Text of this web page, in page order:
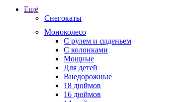
Ещё
Снегокаты
Моноколесо
С рулем и сиденьем
С колонками
Мощные
Для детей
Внедорожные
18 дюймов
16 дюймов